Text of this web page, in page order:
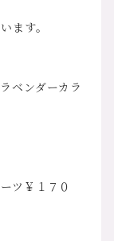
ます。
ベンダーカラ
ツ￥１７０